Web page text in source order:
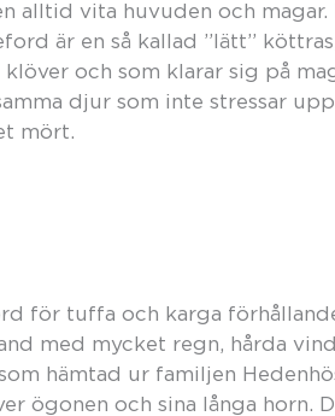
alltid vita huvuden och magar.
är en så kallad ”lätt”
och som klarar sig på
djur som inte stressar
mört.
för tuffa och karga
med mycket regn, hårda
hämtad ur familjen
ögonen och sina långa horn.